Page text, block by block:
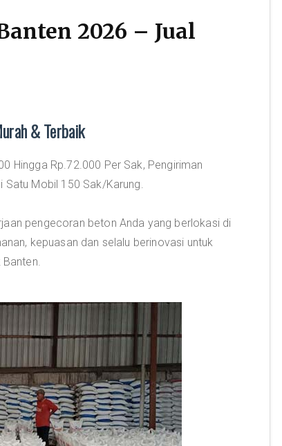
2026 – Jual
& Terbaik
Hingga Rp.72.000 Per Sak, Pengiriman
Satu Mobil 150 Sak/Karung.
pengecoran beton Anda yang berlokasi di
kepuasan dan selalu berinovasi untuk